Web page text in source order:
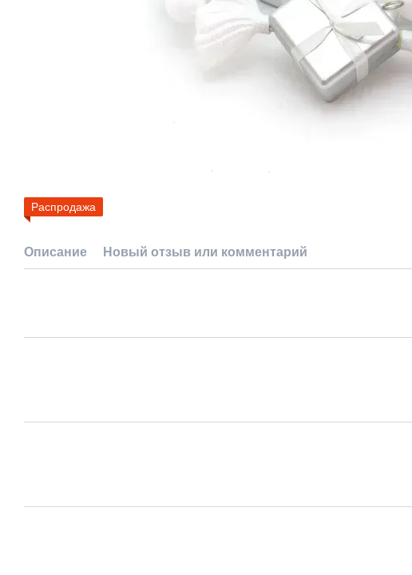
Распродажа
Описание Новый отзыв или комментарий